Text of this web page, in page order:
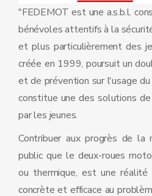
"FEDEMOT est une a.s.b.l.
bénévoles attentifs à la
et plus particulièrement des
créée en 1999, poursuit un
et de prévention sur l'usage
constitue une des solutions
par les jeunes.
Contribuer aux progrès de la
public que le deux-roues
ou thermique, est une réalité
concrète et efficace au